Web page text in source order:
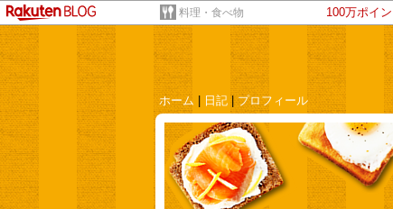
料理・食べ物 100万ポイ
ホーム
日記 |プロフィール